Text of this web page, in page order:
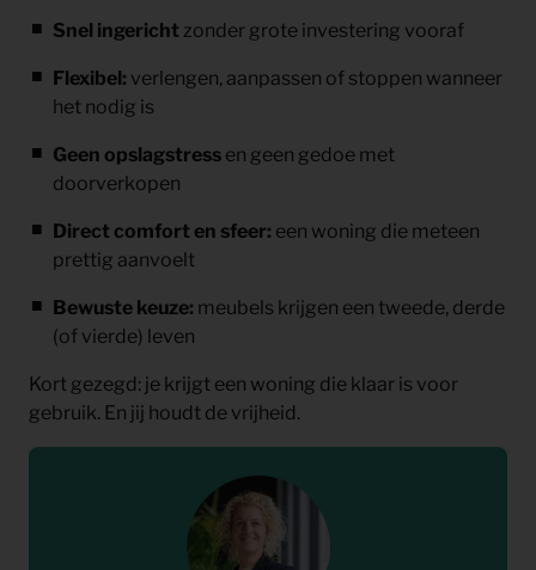
Snel ingericht zonder grote investering vooraf
Flexibel: verlengen, aanpassen of stoppen wanneer
het nodig is
Geen opslagstress en geen gedoe met
doorverkopen
Direct comfort en sfeer: een woning die meteen
prettig aanvoelt
Bewuste keuze: meubels krijgen een tweede, derde
(of vierde) leven
Kort gezegd: je krijgt een woning die klaar is voor
gebruik. En jij houdt de vrijheid.